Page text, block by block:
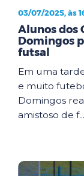
03/07/2025, às
Alunos dos
Domingos
futsal
Em uma
e muito
Domingos
amistoso de f...